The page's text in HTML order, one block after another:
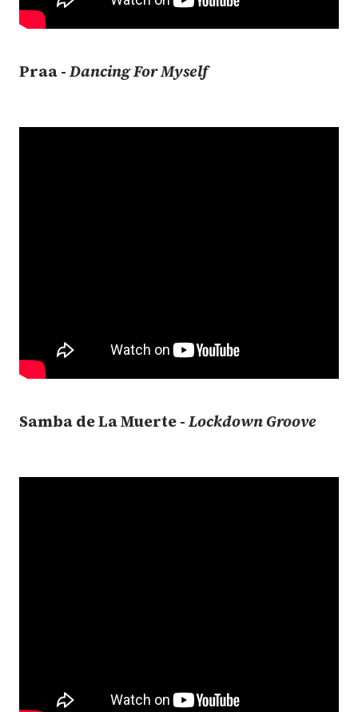
Praa -DancingFor Myself
Samba de La Muerte -Lockdown Groove